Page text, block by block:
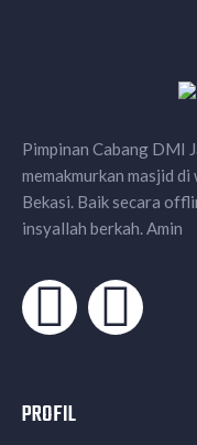
Pimpinan Cabang DMI
memakmurkan masjid
Bekasi. Baik secara
insyallah berkah. Amin
PROFIL